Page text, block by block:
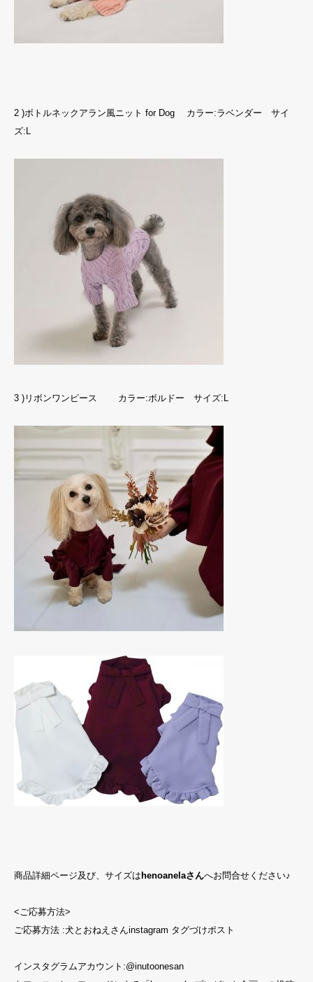
2 )ボトルネックアラン風ニット for Dog カラー:ラベンダー サイ
ズ:L
3 )リボンワンピース カラー:ボルドー サイズ:L
商品詳細ページ及び、サイズは henoanelaさんへお問合せください♪
<ご応募方法>
ご応募方法 :犬とおねえさんinstagram タグづけポスト
インスタグラムアカウント:@inutoonesan